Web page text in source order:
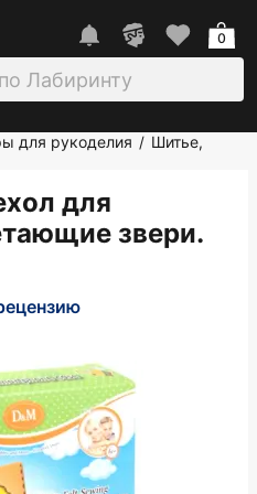
0
для рукоделия / Шитье,
для
звери.